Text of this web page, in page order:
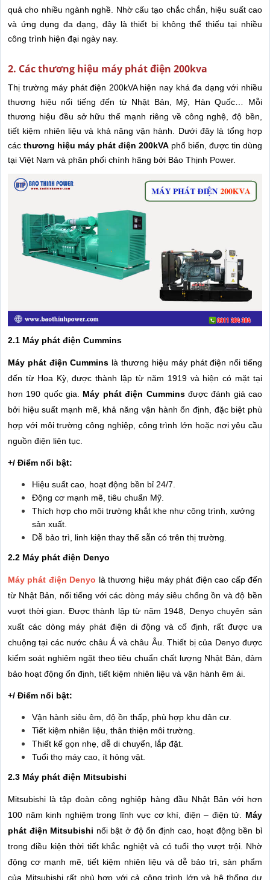
quả cho nhiều ngành nghề. Nhờ cấu tạo chắc chắn, hiệu suất cao
và ứng dụng đa dạng, đây là thiết bị không thể thiếu tại nhiều
công trình hiện đại ngày nay.
2. Các thương hiệu máy phát điện 200kva
Thị trường máy phát điện 200kVA hiện nay khá đa dạng với nhiều
thương hiệu nổi tiếng đến từ Nhật Bản, Mỹ, Hàn Quốc… Mỗi
thương hiệu đều sở hữu thế mạnh riêng về công nghệ, độ bền,
tiết kiệm nhiên liệu và khả năng vận hành. Dưới đây là tổng hợp
các thương hiệu máy phát điện 200kVA phổ biến, được tin dùng
tại Việt Nam và phân phối chính hãng bởi Bảo Thịnh Power.
2.1 Máy phát điện Cummins
Máy phát điện Cummins là thương hiệu máy phát điện nổi tiếng
đến từ Hoa Kỳ, được thành lập từ năm 1919 và hiện có mặt tại
hơn 190 quốc gia. Máy phát điện Cumminsđược đánh giá cao
bởi hiệu suất mạnh mẽ, khả năng vận hành ổn định, đặc biệt phù
hợp với môi trường công nghiệp, công trình lớn hoặc nơi yêu cầu
nguồn điện liên tục.
+/ Điểm nổi bật:
Hiệu suất cao, hoạt động bền bỉ 24/7.
Động cơ mạnh mẽ, tiêu chuẩn Mỹ.
Thích hợp cho môi trường khắt khe như công trình, xưởng
sản xuất.
Dễ bảo trì, linh kiện thay thế sẵn có trên thị trường.
2.2 Máy phát điện Denyo
Máy phát điện Denyo là thương hiệu máy phát điện cao cấp đến
từ Nhật Bản, nổi tiếng với các dòng máy siêu chống ồn và độ bền
vượt thời gian. Được thành lập từ năm 1948, Denyo chuyên sản
xuất các dòng máy phát điện di động và cố định, rất được ưa
chuộng tại các nước châu Á và châu Âu. Thiết bị của Denyo được
kiểm soát nghiêm ngặt theo tiêu chuẩn chất lượng Nhật Bản, đảm
bảo hoạt động ổn định, tiết kiệm nhiên liệu và vận hành êm ái.
+/ Điểm nổi bật:
Vận hành siêu êm, độ ồn thấp, phù hợp khu dân cư.
Tiết kiệm nhiên liệu, thân thiện môi trường.
Thiết kế gọn nhẹ, dễ di chuyển, lắp đặt.
Tuổi thọ máy cao, ít hỏng vặt.
2.3 Máy phát điện Mitsubishi
Mitsubishi là tập đoàn công nghiệp hàng đầu Nhật Bản với hơn
100 năm kinh nghiệm trong lĩnh vực cơ khí, điện – điện tử. Máy
phát điện Mitsubishi nổi bật ở độ ổn định cao, hoạt động bền bỉ
trong điều kiện thời tiết khắc nghiệt và có tuổi thọ vượt trội. Nhờ
động cơ mạnh mẽ, tiết kiệm nhiên liệu và dễ bảo trì, sản phẩm
của Mitsubishi rất phù hợp với cả công trình lớn và hệ thống dự